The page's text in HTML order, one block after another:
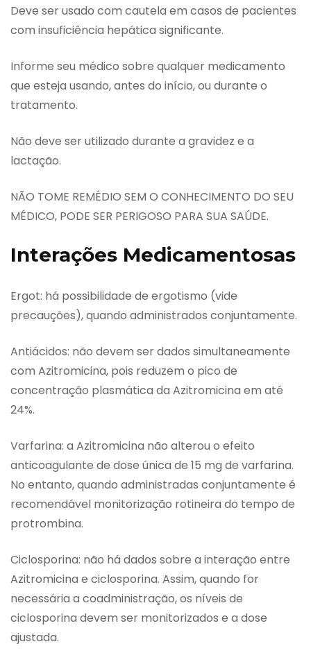
Deve ser usado com cautela em casos de pacientes
com insuficiência hepática significante.
Informe seu médico sobre qualquer medicamento
que esteja usando, antes do início, ou durante o
tratamento.
Não deve ser utilizado durante a gravidez e a
lactação.
NÃO TOME REMÉDIO SEM O CONHECIMENTO DO SEU
MÉDICO, PODE SER PERIGOSO PARA SUA SAÚDE.
Interações Medicamentosas
Ergot: há possibilidade de ergotismo (vide
precauções), quando administrados conjuntamente.
Antiácidos: não devem ser dados simultaneamente
com Azitromicina, pois reduzem o pico de
concentração plasmática da Azitromicina em até
24%.
Varfarina: a Azitromicina não alterou o efeito
anticoagulante de dose única de 15 mg de varfarina.
No entanto, quando administradas conjuntamente é
recomendável monitorização rotineira do tempo de
protrombina.
Ciclosporina: não há dados sobre a interação entre
Azitromicina e ciclosporina. Assim, quando for
necessária a coadministração, os níveis de
ciclosporina devem ser monitorizados e a dose
ajustada.